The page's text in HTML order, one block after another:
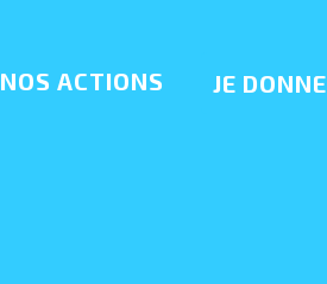
NOS ACTIONS JE DONNE